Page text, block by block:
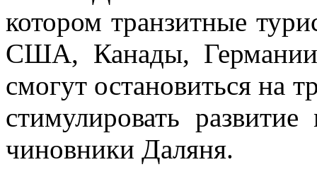
котором транзитные
США, Канады,
смогут остановиться на
стимулировать
чиновники Даляня.